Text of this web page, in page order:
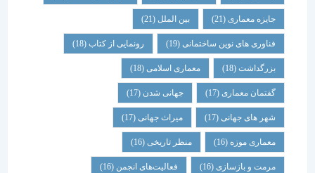
جایزه معماری(21) بین الملل(21)
فناوری های نوین ساختمانی(19) رونمایی از کتاب(18)
بزرگداشت(18) معماری اسلامی(18)
گفتمان معماری(17) جهانی شدن(17)
شهر های جهانی(17) میراث جهانی(17)
معماری موزه(16) منظر تاریخی(16)
مرمت و بازسازی(16) فعالیت‌های انجمن(16)